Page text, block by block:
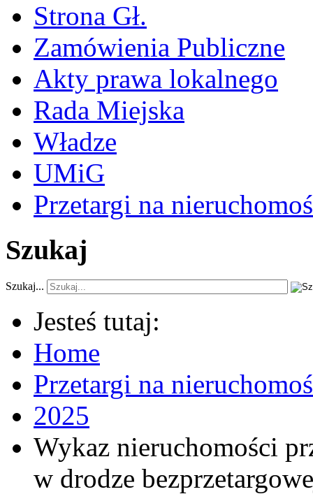
Strona Gł.
Zamówienia Publiczne
Akty prawa lokalnego
Rada Miejska
Władze
UMiG
Przetargi na
Szukaj
Szukaj...
Jesteś tutaj:
Home
Przetargi na
2025
Wykaz nieruchomości
w drodze